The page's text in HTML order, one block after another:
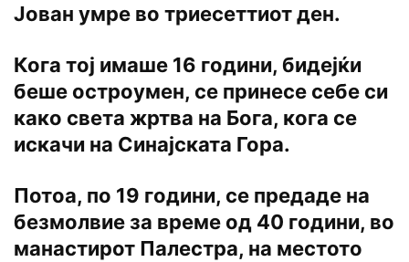
Јован умре во триесеттиот ден.
Кога тој имаше 16 години, бидејќи
беше остроумен, се принесе себе си
како света жртва на Бога, кога се
искачи на Синајската Гора.
Потоа, по 19 години, се предаде на
безмолвие за време од 40 години, во
манастирот Палестра, на местото